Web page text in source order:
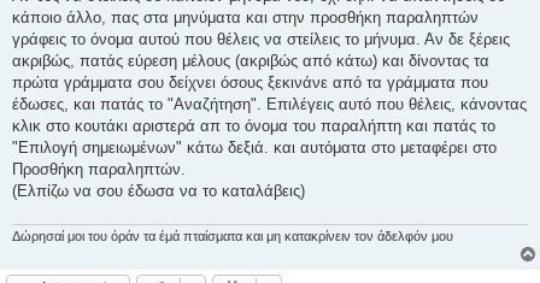
κάποιο άλλο, πας στα μηνύματα και στην προσθήκη παραληπτών
γράφεις το όνομα αυτού που θέλεις να στείλεις το μήνυμα. Αν δε ξέρεις
ακριβώς, πατάς εύρεση μέλους (ακριβώς από κάτω) και δίνοντας τα
πρώτα γράμματα σου δείχνει όσους ξεκινάνε από τα γράμματα που
έδωσες, και πατάς το "Aναζήτηση". Επιλέγεις αυτό που θέλεις, κάνοντας
κλικ στο κουτάκι αριστερά απ το όνομα του παραλήπτη και πατάς το
"Επιλογή σημειωμένων" κάτω δεξιά. και αυτόματα στο μεταφέρει στο
Προσθήκη παραληπτών.
(Ελπίζω να σου έδωσα να το καταλάβεις)
Δώρησαί μοι του όράν τα έμά πταίσματα και μη κατακρίνειν τον άδελφόν μου